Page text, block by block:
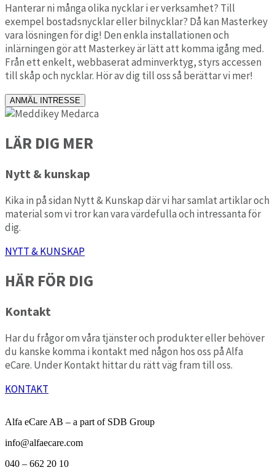
Hanterar ni många olika nycklar i er verksamhet? Till
exempel bostadsnycklar eller bilnycklar? Då kan Masterkey
vara lösningen för dig! Den enkla installationen och
inlärningen gör att Masterkey är lätt att komma igång med.
Från ett enkelt, webbaserat adminverktyg, styrs accessen
till skåp och nycklar. Hör av dig till oss så berättar vi mer!
ANMÄL INTRESSE
LÄR DIG MER
Nytt & kunskap
Kika in på sidan Nytt & Kunskap där vi har samlat artiklar och
material som vi tror kan vara värdefulla och intressanta för
dig.
NYTT & KUNSKAP
HÄR FÖR DIG
Kontakt
Har du frågor om våra tjänster och produkter eller behöver
du kanske komma i kontakt med någon hos oss på Alfa
eCare. Under Kontakt hittar du rätt väg fram till oss.
KONTAKT
Alfa eCare AB – a part of SDB Group
info@alfaecare.com
040 – 662 20 10